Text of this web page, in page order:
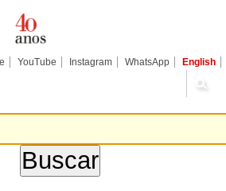
YouTube Instagram WhatsApp English